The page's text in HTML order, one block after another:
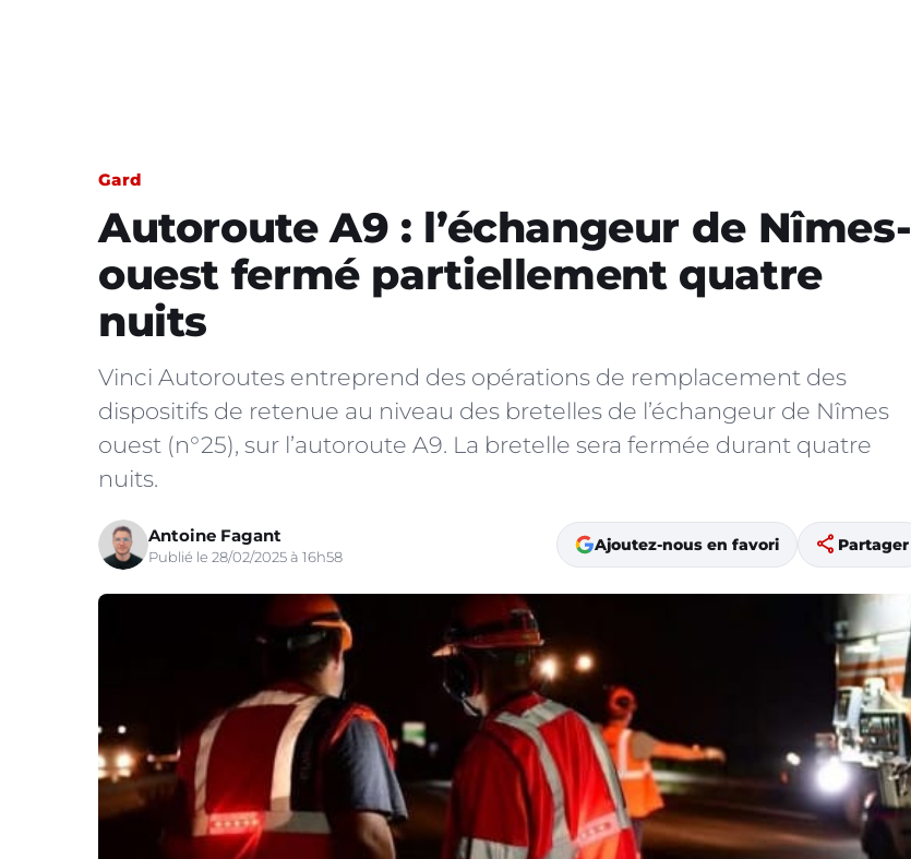
Gard
Autoroute A9 : l’échangeur de Nîmes-
ouest fermé partiellement quatre
nuits
Vinci Autoroutes entreprend des opérations de remplacement des
dispositifs de retenue au niveau des bretelles de l’échangeur de Nîmes
ouest (n°25), sur l’autoroute A9. La bretelle sera fermée durant quatre
nuits.
Antoine Fagant
Publié le 28/02/2025 à 16h58
Ajoutez-nous en favori share Partager